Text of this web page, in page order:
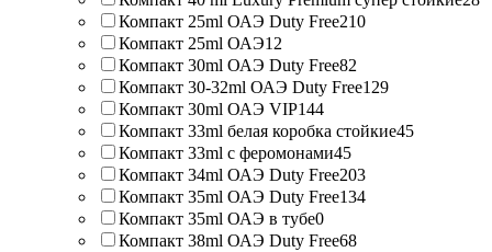
Компакт 25ml ОАЭ Duty Free210
Компакт 25ml ОАЭ12
Компакт 30ml ОАЭ Duty Free82
Компакт 30-32ml ОАЭ Duty Free129
Компакт 30ml ОАЭ VIP144
Компакт 33ml белая коробка стойкие45
Компакт 33ml с феромонами45
Компакт 34ml ОАЭ Duty Free203
Компакт 35ml ОАЭ Duty Free134
Компакт 35ml ОАЭ в тубе0
Компакт 38ml ОАЭ Duty Free68